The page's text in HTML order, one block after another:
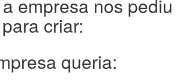
empresa nos pediu
para criar:
queria: